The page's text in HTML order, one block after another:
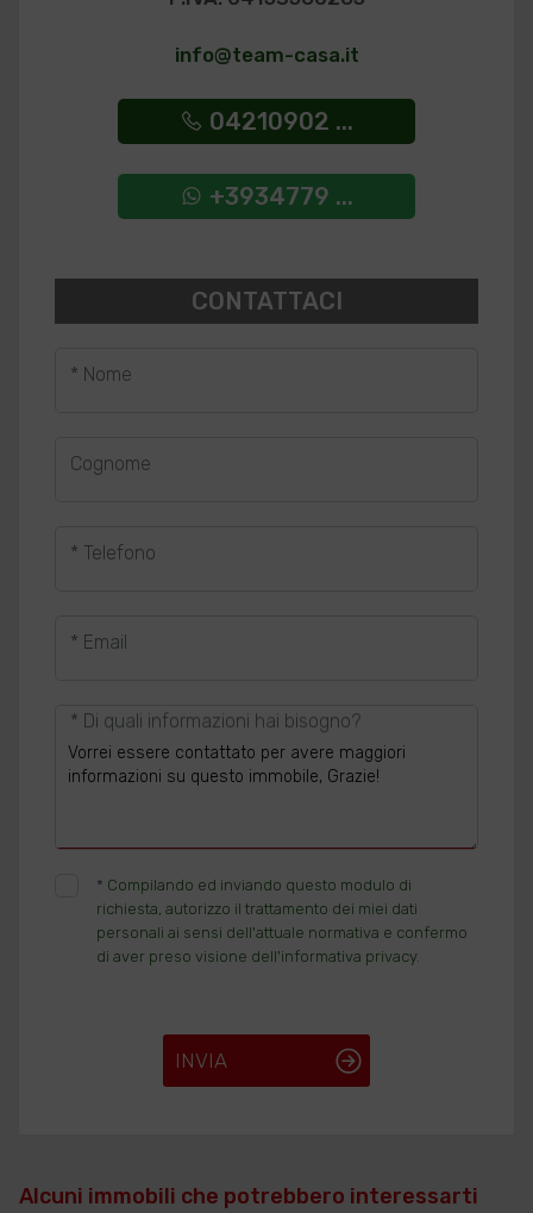
info@team-casa.it
04210902 ...
+3934779 ...
CONTATTACI
* Nome
Cognome
* Telefono
* Email
* Di quali informazioni hai bisogno?
* Compilando ed inviando questo modulo di
richiesta, autorizzo il trattamento dei miei dati
personali ai sensi dell'attuale normativa e confermo
di aver preso visione dell'informativa privacy.
INVIA
Alcuni immobili che potrebbero interessarti